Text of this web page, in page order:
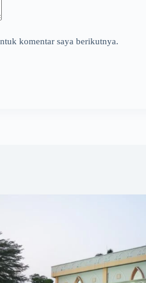
komentar saya berikutnya.